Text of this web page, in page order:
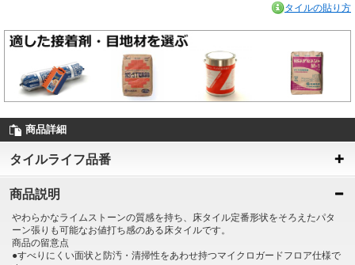
タイルの貼り方
商品詳細
タイルライフ品番
商品説明
やわらかなライムストーンの質感を持ち、床タイル定番形状をそろえたパタ
ーン張りも可能なお値打ち感のある床タイルです。
商品の留意点
●すべりにくい面状と防汚・清掃性をあわせ持つマイクロガードフロア仕様で